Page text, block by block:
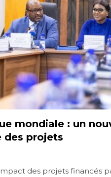
mondiale : un
des projets
des projets financés